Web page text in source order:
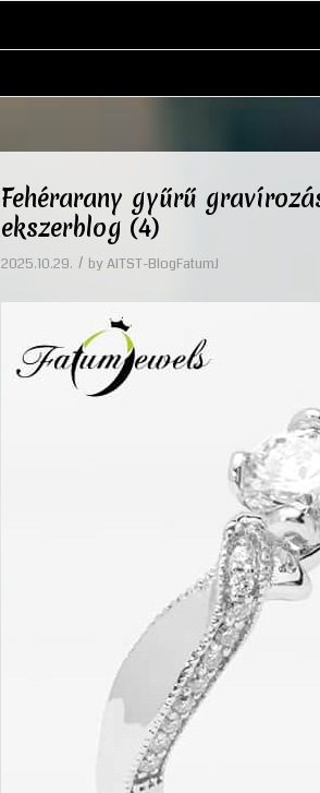
Fehérarany gyűrű
ekszerblog (4)
2025.10.29. / by AITST-BlogFatumJ